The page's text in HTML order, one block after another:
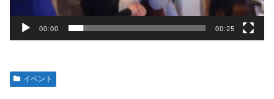
00:00 00:25
イベント